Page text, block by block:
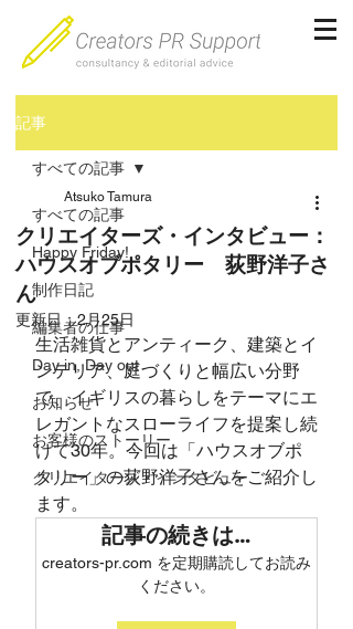
記事
すべての記事
Happy Friday!
制作日記
編集者の仕事
Day in, Day out
お知らせ
お客様のストーリー
クリエイターズ・インタビュー
すべての記事
クリエイターズ・インタビュー：
ハウスオブポタリー 荻野洋子さ
ん
Atsuko Tamura
更新日：2月25日
生活雑貨とアンティーク、建築とイ
ンテリア、庭づくりと幅広い分野
で、イギリスの暮らしをテーマにエ
レガントなスローライフを提案し続
けて30年。今回は「ハウスオブポ
タリー」の荻野洋子さんをご紹介し
ます。
記事の続きは…
creators-pr.com を定期購読してお読み
ください。